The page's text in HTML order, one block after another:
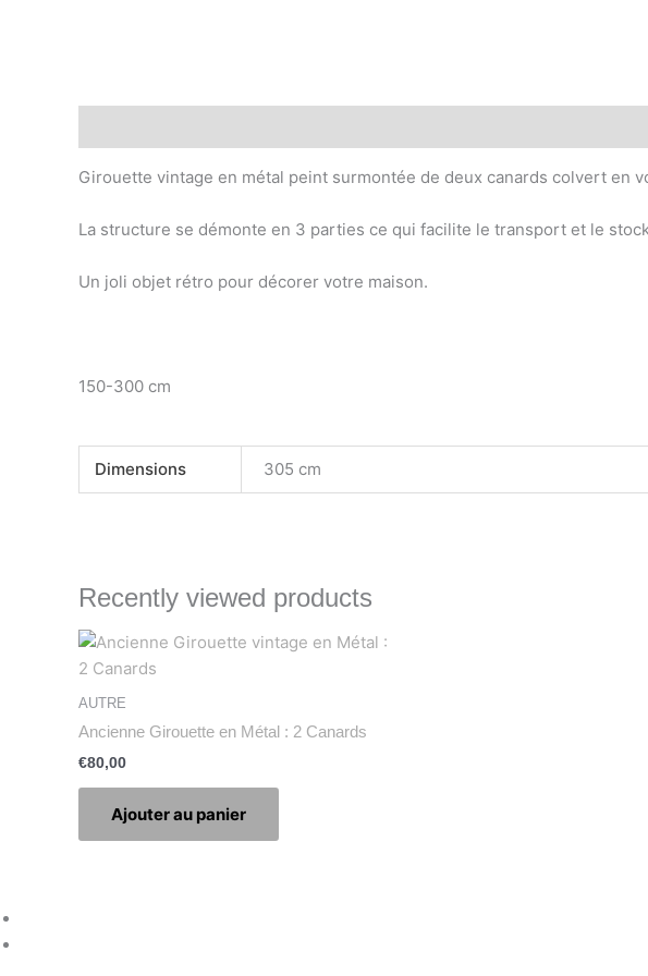
Girouette vintage en métal peint surmontée de deux canards colvert en
La structure se démonte en 3 parties ce qui facilite le transport et le
Un joli objet rétro pour décorer votre maison.
150-300 cm
Dimensions 305 cm
Recently viewed products
AUTRE
Ancienne Girouette en Métal : 2 Canards
€80,00
Ajouter au panier